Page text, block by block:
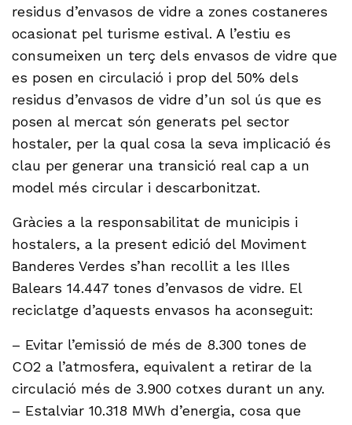
residus d’envasos de vidre a zones costaneres
ocasionat pel turisme estival. A l’estiu es
consumeixen un terç dels envasos de vidre que
es posen en circulació i prop del 50% dels
residus d’envasos de vidre d’un sol ús que es
posen al mercat són generats pel sector
hostaler, per la qual cosa la seva implicació és
clau per generar una transició real cap a un
model més circular i descarbonitzat.
Gràcies a la responsabilitat de municipis i
hostalers, a la present edició del Moviment
Banderes Verdes s’han recollit a les Illes
Balears 14.447 tones d’envasos de vidre. El
reciclatge d’aquests envasos ha aconseguit:
– Evitar l’emissió de més de 8.300 tones de
CO2 a l’atmosfera, equivalent a retirar de la
circulació més de 3.900 cotxes durant un any.
– Estalviar 10.318 MWh d’energia, cosa que